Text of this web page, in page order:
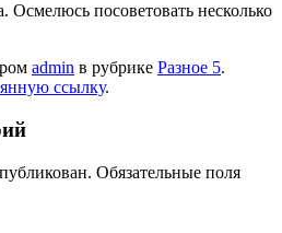
посоветовать несколько
admin в рубрике Разное 5.
ссылку.
Обязательные поля